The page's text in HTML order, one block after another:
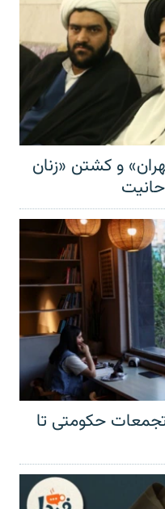
و کشتن «زنان
تجمعات حکومتی تا